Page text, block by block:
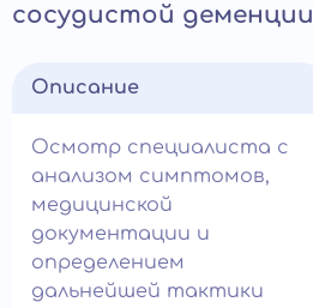
сосудистой деменции
Описание
Осмотр специалиста с
анализом симптомов,
медицинской
документации и
определением
дальнейшей тактики